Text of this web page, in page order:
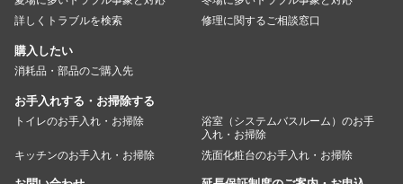
詳しくトラブルを検索
修理に関するご相談窓口
購入したい
消耗品・部品のご購入先
お手入れする・お掃除する
トイレのお手入れ・お掃除
浴室（システムバスルーム）のお手
入れ・お掃除
キッチンのお手入れ・お掃除
洗面化粧台のお手入れ・お掃除